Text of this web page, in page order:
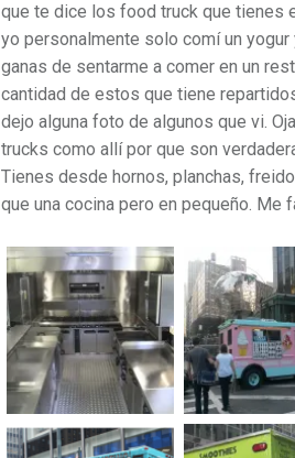
que te dice los food truck que tienes
yo personalmente solo comí un yogur
ganas de sentarme a comer en un
cantidad de estos que tiene
dejo alguna foto de algunos que vi.
trucks como allí por que son
Tienes desde hornos, planchas,
que una cocina pero en pequeño. Me